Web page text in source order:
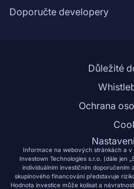
Doporučte developery
Důležité
Ochrana
Informace na webových stránkách a
Investown Technologies s.r.o. (dále jen
individuálním investičním doporučením
skupinového financování představuje
Hodnota investice může kolísat a